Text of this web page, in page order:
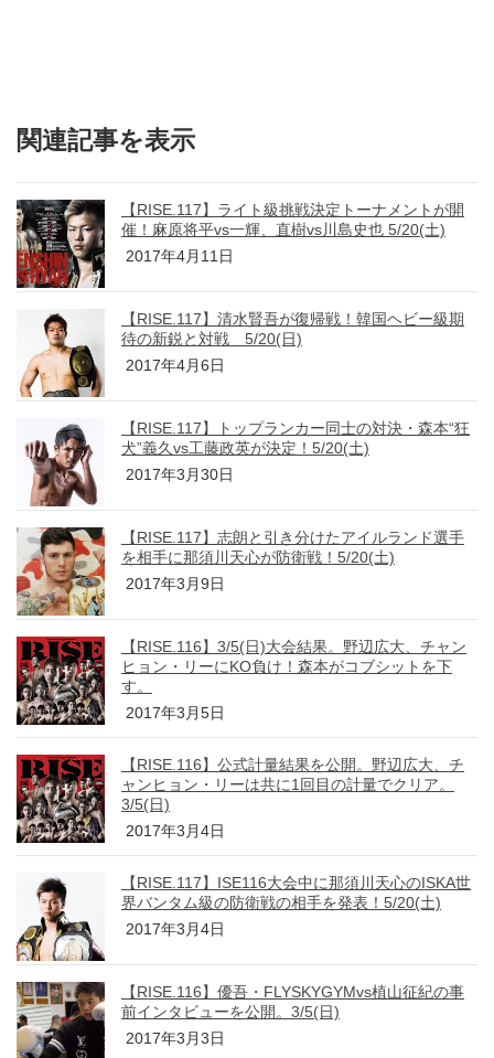
関連記事を表示
【RISE.117】ライト級挑戦決定トーナメントが開
催！麻原将平vs一輝、直樹vs川島史也 5/20(土)
2017年4月11日
【RISE.117】清水賢吾が復帰戦！韓国ヘビー級期
待の新鋭と対戦 5/20(日)
2017年4月6日
【RISE.117】トップランカー同士の対決・森本“狂
犬”義久vs工藤政英が決定！5/20(土)
2017年3月30日
【RISE.117】志朗と引き分けたアイルランド選手
を相手に那須川天心が防衛戦！5/20(土)
2017年3月9日
【RISE.116】3/5(日)大会結果。野辺広大、チャン
ヒョン・リーにKO負け！森本がコブシットを下
す。
2017年3月5日
【RISE.116】公式計量結果を公開。野辺広大、チ
ャンヒョン・リーは共に1回目の計量でクリア。
3/5(日)
2017年3月4日
【RISE.117】ISE116大会中に那須川天心のISKA世
界バンタム級の防衛戦の相手を発表！5/20(土)
2017年3月4日
【RISE.116】優吾・FLYSKYGYMvs植山征紀の事
前インタビューを公開。3/5(日)
2017年3月3日